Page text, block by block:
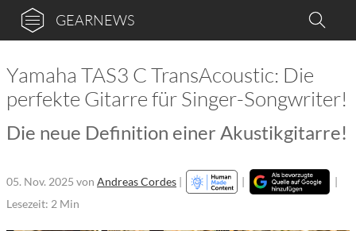
GEARNEWS
Yamaha TAS3 C TransAcoustic: Die
perfekte Gitarre für Singer-Songwriter!
Die neue Definition einer Akustikgitarre!
05. Nov. 2025 von Andreas Cordes | |
|
Lesezeit: 2 Min